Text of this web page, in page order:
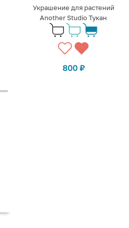
Украшение для растений
Another Studio Тукан
800 ₽